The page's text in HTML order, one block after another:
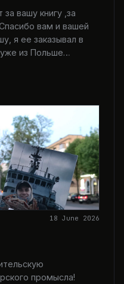
вашу книгу ,за
вам и вашей
я ее заказывал в
уже из Польше…
18 June 2026
промысла!